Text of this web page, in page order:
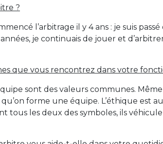
?
l’arbitrage il y 4 ans : je suis
je continuais de jouer et
que vous rencontrez dans votre
sont des valeurs communes.
forme une équipe. L’éthique est
tous les deux des symboles, ils